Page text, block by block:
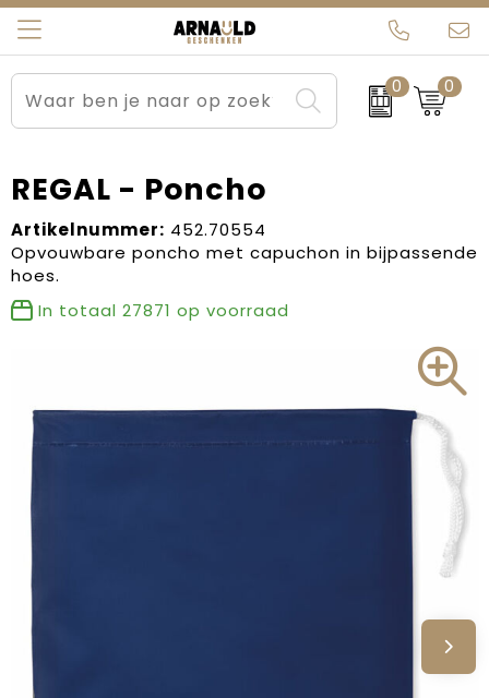
0 0
Relatiegeschenken
Sportkleding
Werkkleding
Kleding en textiel
Beurs en Evenementen
Brievenbuspakketten
Carnaval
Dag van de Zorg
Kraamcadeaus
Voor de bouw
Arnauld Kerstpakketten
MijnEigenKadootje
Ons team
Contact
Blogs
REGAL - Poncho
Artikelnummer: 452.70554
Opvouwbare poncho met capuchon in bijpassende
hoes.
In totaal 27871 op voorraad